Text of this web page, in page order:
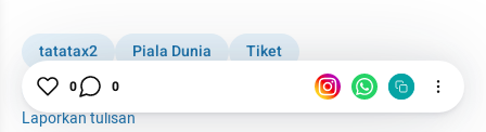
tatatax2 Piala Dunia
Tiket
Pertandingan Semifinal
Laporkan tulisan
0 0